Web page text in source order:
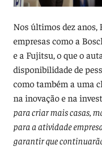
Nos últimos dez
empresas como a
e a Fujitsu, o que o
disponibilidade de
como também a uma
na inovação e na
para criar mais casas,
para a atividade
garantir que